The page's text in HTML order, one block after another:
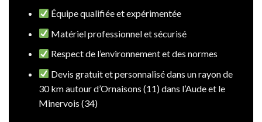
Équipe qualifiée et expérimentée
Matériel professionnel et sécurisé
Respect de l’environnement et des normes
Devis gratuit et personnalisé dans un rayon de
30 km autour d’Ornaisons (11) dans l’Aude et le
Minervois (34)